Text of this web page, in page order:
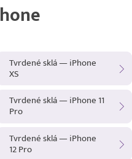
Tvrdené sklá — iPhone
XS
Tvrdené sklá — iPhone 11
Pro
Tvrdené sklá — iPhone
12 Pro